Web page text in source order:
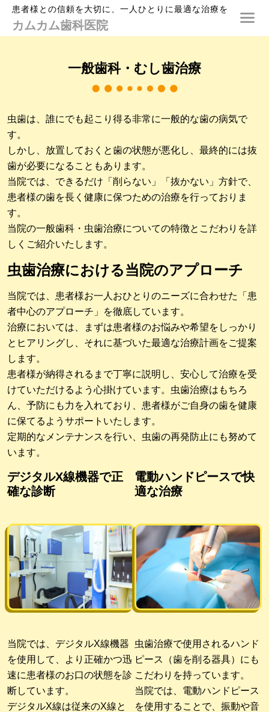
患者様との信頼を大切に、一人ひとりに最適な治療を
カムカム歯科医院
一般歯科・むし歯治療
虫歯は、誰にでも起こり得る非常に一般的な歯の病気で
す。
しかし、放置しておくと歯の状態が悪化し、最終的には抜
歯が必要になることもあります。
当院では、できるだけ「削らない」「抜かない」方針で、
患者様の歯を長く健康に保つための治療を行っておりま
す。
当院の一般歯科・虫歯治療についての特徴とこだわりを詳
しくご紹介いたします。
虫歯治療における当院のアプローチ
当院では、患者様お一人おひとりのニーズに合わせた「患
者中心のアプローチ」を徹底しています。
治療においては、まずは患者様のお悩みや希望をしっかり
とヒアリングし、それに基づいた最適な治療計画をご提案
します。
患者様が納得されるまで丁寧に説明し、安心して治療を受
けていただけるよう心掛けています。虫歯治療はもちろ
ん、予防にも力を入れており、患者様がご自身の歯を健康
に保てるようサポートいたします。
定期的なメンテナンスを行い、虫歯の再発防止にも努めて
います。
デジタルX線機器で正
確な診断
当院では、デジタルX線機器
を使用して、より正確かつ迅
速に患者様のお口の状態を診
断しています。
デジタルX線は従来のX線と
電動ハンドピースで快
適な治療
虫歯治療で使用されるハンド
ピース（歯を削る器具）にも
こだわりを持っています。
当院では、電動ハンドピース
を使用することで、振動や音